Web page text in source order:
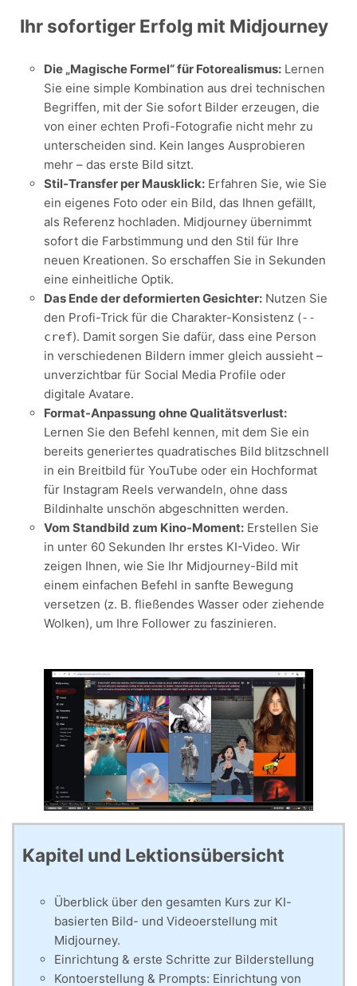
Ihr sofortiger Erfolg mit Midjourney
Die „Magische Formel“ für Fotorealismus: Lernen
Sie eine simple Kombination aus drei technischen
Begriffen, mit der Sie sofort Bilder erzeugen, die
von einer echten Profi-Fotografie nicht mehr zu
unterscheiden sind. Kein langes Ausprobieren
mehr – das erste Bild sitzt.
Stil-Transfer per Mausklick: Erfahren Sie, wie Sie
ein eigenes Foto oder ein Bild, das Ihnen gefällt,
als Referenz hochladen. Midjourney übernimmt
sofort die Farbstimmung und den Stil für Ihre
neuen Kreationen. So erschaffen Sie in Sekunden
eine einheitliche Optik.
Das Ende der deformierten Gesichter: Nutzen Sie
den Profi-Trick für die Charakter-Konsistenz (--
cref). Damit sorgen Sie dafür, dass eine Person
in verschiedenen Bildern immer gleich aussieht –
unverzichtbar für Social Media Profile oder
digitale Avatare.
Format-Anpassung ohne Qualitätsverlust:
Lernen Sie den Befehl kennen, mit dem Sie ein
bereits generiertes quadratisches Bild blitzschnell
in ein Breitbild für YouTube oder ein Hochformat
für Instagram Reels verwandeln, ohne dass
Bildinhalte unschön abgeschnitten werden.
Vom Standbild zum Kino-Moment: Erstellen Sie
in unter 60 Sekunden Ihr erstes KI-Video. Wir
zeigen Ihnen, wie Sie Ihr Midjourney-Bild mit
einem einfachen Befehl in sanfte Bewegung
versetzen (z. B. fließendes Wasser oder ziehende
Wolken), um Ihre Follower zu faszinieren.
Kapitel und Lektionsübersicht
Überblick über den gesamten Kurs zur KI-
basierten Bild- und Videoerstellung mit
Midjourney.
Einrichtung & erste Schritte zur Bilderstellung
Kontoerstellung & Prompts: Einrichtung von